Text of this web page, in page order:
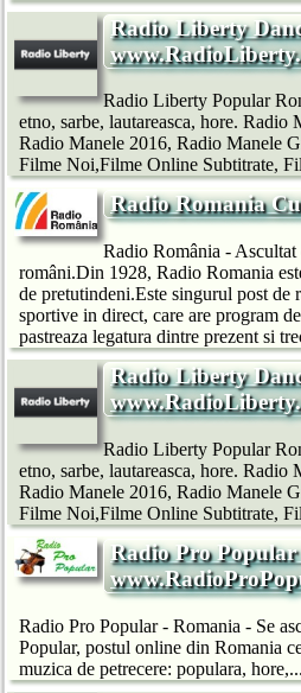
Radio Liberty
Radio Liberty Popular
etno, sarbe, lautareasca, hore.
Radio Manele 2016, Radio Manele
Filme Noi,Filme Online Subtitrate,
Radio Romania
Radio România -
români.Din 1928, Radio Romania
de pretutindeni.Este singurul post de
sportive in direct, care are program
pastreaza legatura dintre prezent si
Radio Liberty
Radio Liberty Popular
etno, sarbe, lautareasca, hore.
Radio Manele 2016, Radio Manele
Filme Noi,Filme Online Subtitrate,
Radio Pro
Radio Pro Popular - Romania - Se
Popular, postul online din Romania
muzica de petrecere: populara, hore,...